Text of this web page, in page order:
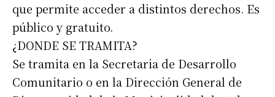
que permite acceder a distintos derechos. Es
público y gratuito.
¿DONDE SE TRAMITA?
Se tramita en la Secretaria de Desarrollo
Comunitario o en la Dirección General de